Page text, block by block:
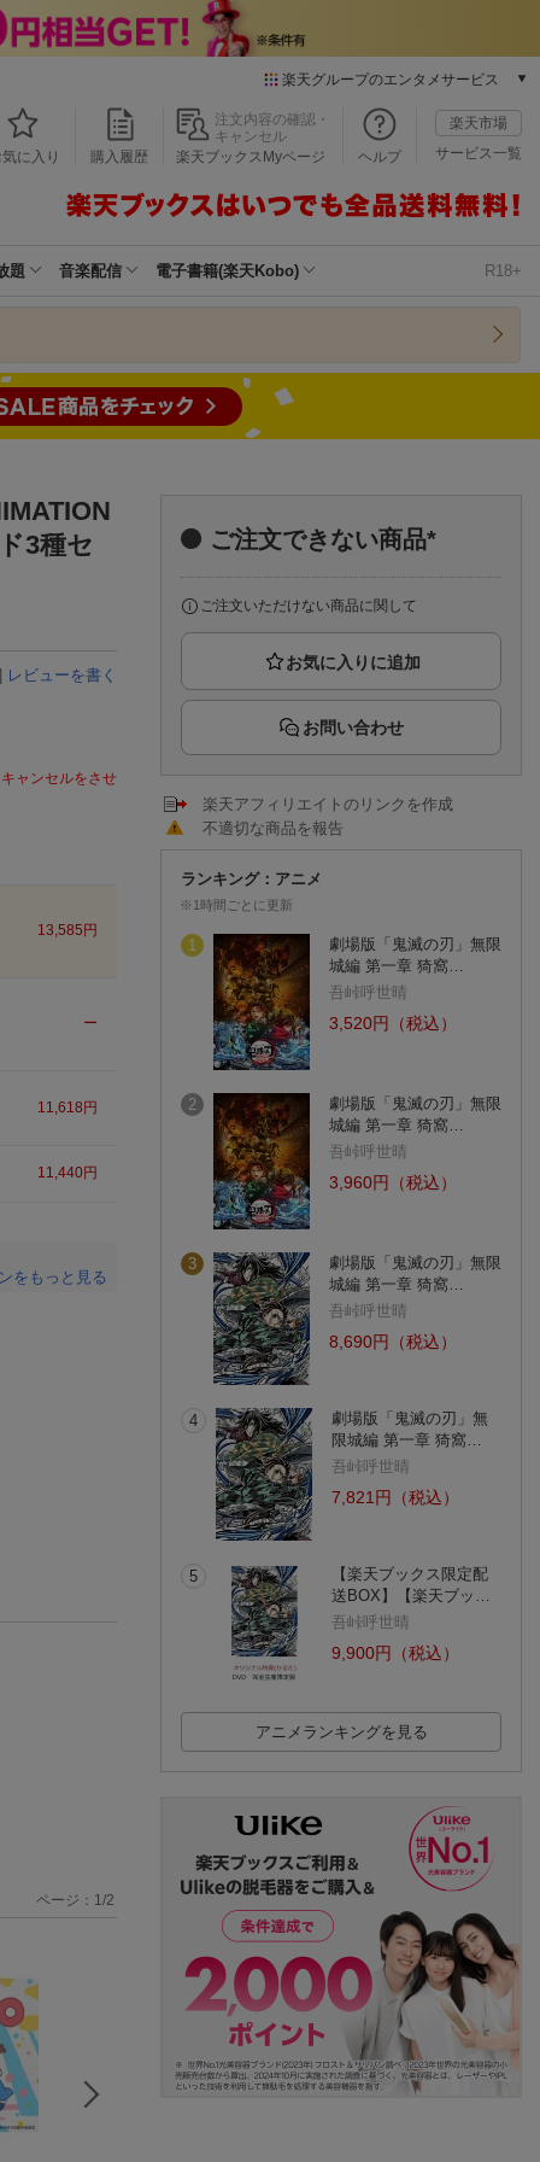
楽天グループのエンタメサービス
本/ゲーム/CD/DVD
楽天ブックス
楽天Kobo
楽天チケット
エンタメニュース
推し楽
気に入り 購入履歴
注文内容の確認・
キャンセル
楽天ブックスMyページ
ヘルプ
楽天市場
サービス一覧
題 音楽配信 電子書籍(楽天Kobo) R18+
3種セ
| レビューを書く
ャンセルをさせ
13,585 円
ー
11,618 円
11,440円
をもっと見る
ページ： 1/2
ご注文できない商品*
ご注文いただけない商品に関して
お問い合わせ
楽天アフィリエイトのリンクを作成
不適切な商品を報告
ランキング：アニメ
※1時間ごとに更新
1
劇場版「鬼滅の刃」無限
城編 第一章 猗窩…
吾峠呼世晴
3,520円（税込）
2
劇場版「鬼滅の刃」無限
城編 第一章 猗窩…
吾峠呼世晴
3,960円（税込）
3
劇場版「鬼滅の刃」無限
城編 第一章 猗窩…
吾峠呼世晴
8,690円（税込）
4
劇場版「鬼滅の刃」無
限城編 第一章 猗窩…
吾峠呼世晴
7,821円（税込）
5
【楽天ブックス限定配
送BOX】【楽天ブッ…
吾峠呼世晴
9,900円（税込）
アニメランキングを見る